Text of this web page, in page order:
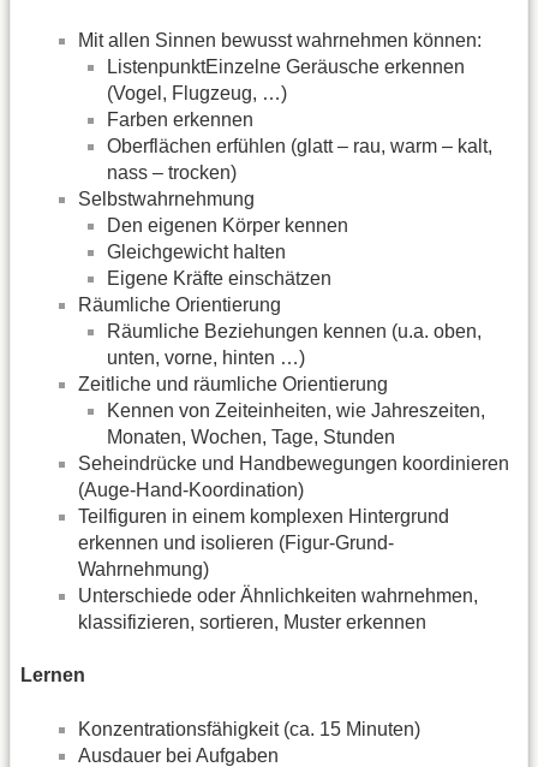
Mit allen Sinnen bewusst wahrnehmen können:
ListenpunktEinzelne Geräusche erkennen
(Vogel, Flugzeug, …)
Farben erkennen
Oberflächen erfühlen (glatt – rau, warm – kalt,
nass – trocken)
Selbstwahrnehmung
Den eigenen Körper kennen
Gleichgewicht halten
Eigene Kräfte einschätzen
Räumliche Orientierung
Räumliche Beziehungen kennen (u.a. oben,
unten, vorne, hinten …)
Zeitliche und räumliche Orientierung
Kennen von Zeiteinheiten, wie Jahreszeiten,
Monaten, Wochen, Tage, Stunden
Seheindrücke und Handbewegungen koordinieren
(Auge-Hand-Koordination)
Teilfiguren in einem komplexen Hintergrund
erkennen und isolieren (Figur-Grund-
Wahrnehmung)
Unterschiede oder Ähnlichkeiten wahrnehmen,
klassifizieren, sortieren, Muster erkennen
Lernen
Konzentrationsfähigkeit (ca. 15 Minuten)
Ausdauer bei Aufgaben